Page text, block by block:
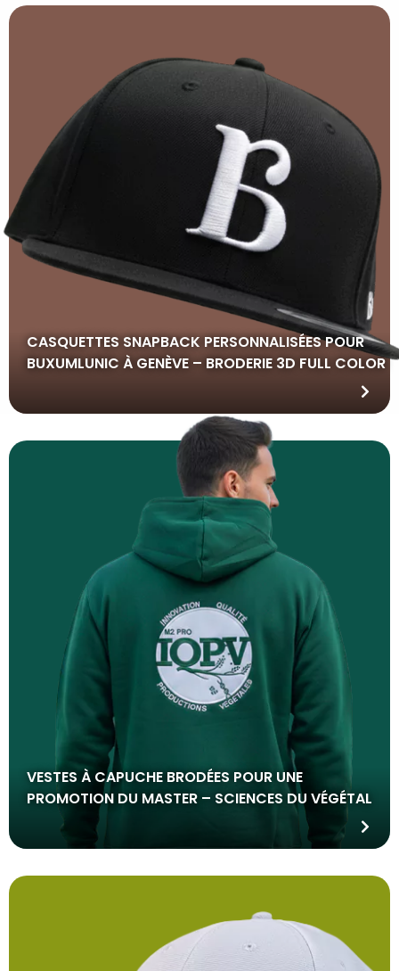
CASQUETTES SNAPBACK PERSONNALISÉES POUR
BUXUMLUNIC À GENÈVE – BRODERIE 3D FULL COLOR
VESTES À CAPUCHE BRODÉES POUR UNE
PROMOTION DU MASTER – SCIENCES DU VÉGÉTAL